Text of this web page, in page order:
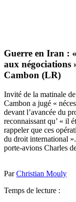
Guerre en Iran :
aux négociations
Cambon (LR)
Invité de la matinale
Cambon a jugé «
devant l’avancée du
reconnaissant qu’ « il
rappeler que ces
du droit international
porte-avions Charles
ParChristian Mouly
Temps de lecture :